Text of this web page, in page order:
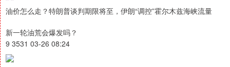
油价怎么走？特朗普谈判期限将至，伊朗“调控”霍尔木兹海峡流量
新一轮油荒会爆发吗？
9 3531 03-26 08:24